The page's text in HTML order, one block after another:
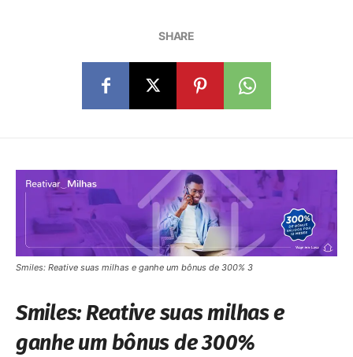
SHARE
Smiles: Reative suas milhas e ganhe um bônus de 300% 3
Smiles: Reative suas milhas e
ganhe um bônus de 300%